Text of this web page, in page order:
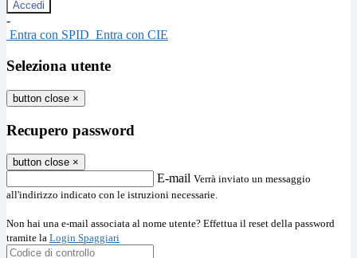
-
Entra con SPID Entra con CIE
Seleziona utente
button close ×
Recupero password
button close ×
E-mail Verrà inviato un messaggio
all'indirizzo indicato con le istruzioni necessarie.
Non hai una e-mail associata al nome utente? Effettua il reset della password
tramite la Login Spaggiari